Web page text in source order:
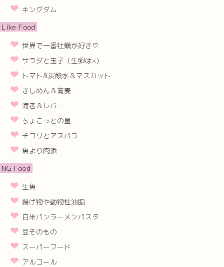
キングダム
Like Food
世界で一番牡蠣が好き♡
サラダと玉子（生卵は×）
トマト&炭酸水＆マスカット
きしめん＆蕎麦
海老＆レバー
ちょこっとの量
チコリとアスパラ
魚より肉派
NG Food
生魚
揚げ物や動物性油脂
白米パンラーメンパスタ
豆そのもの
スーパーフード
アルコール